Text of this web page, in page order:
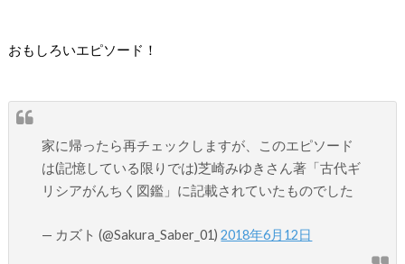
おもしろいエピソード！
家に帰ったら再チェックしますが、このエピソード
は(記憶している限りでは)芝崎みゆきさん著「古代ギ
リシアがんちく図鑑」に記載されていたものでした
— カズト (@Sakura_Saber_01)2018年6月12日